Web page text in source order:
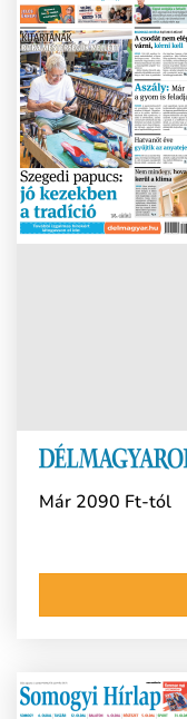
Már 2090 Ft-tól